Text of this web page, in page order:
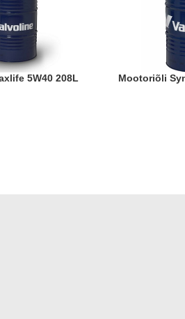
5W40 208L
Mootoriõli Synpower JL C5 0W20